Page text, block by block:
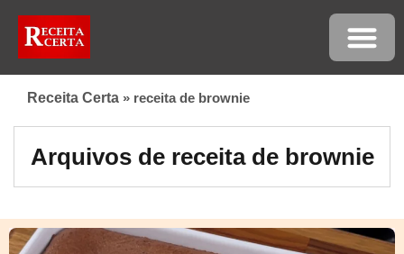
Receita Certa » receita de brownie
Arquivos de receita de brownie